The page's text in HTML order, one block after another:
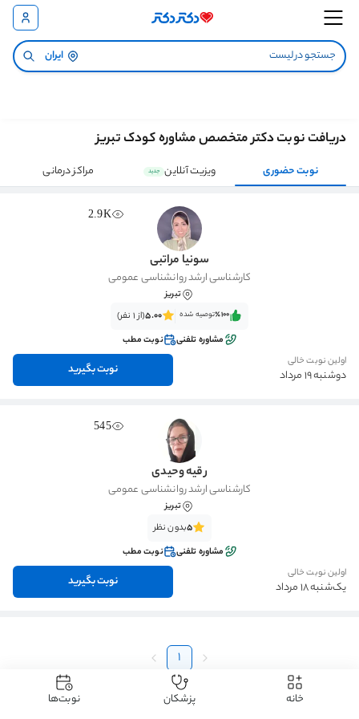
ایران
دکتر مشاوره کودک دکتر مشاوره کودک تبریز
دریافت نوبت دکتر متخصص مشاوره کودک تبریز
نوبت حضوری ویزیت آنلاین جدید مراکز درمانی
2.9K
سونیا مراتبی
کارشناسی ارشد روانشناسی عمومی
تبریز
٪100‌‌‌توصیه شده 5.00(از 1 نفر)
مشاوره تلفنی
نوبت مطب
اولین نوبت خالی
دوشنبه 19 مرداد نوبت بگیرید
545
رقیه وحیدی
کارشناسی ارشد روانشناسی عمومی
تبریز
5بدون نظر
مشاوره تلفنی
نوبت مطب
اولین نوبت خالی
یک‌شنبه 18 مرداد نوبت بگیرید
1
خانه پزشکان نوبت‌ها